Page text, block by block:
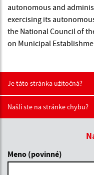
autonomous and
exercising its
the National Council of
on Municipal
Je táto stránka užitočná?
Našli ste na stránke chybu?
Meno (povinné)